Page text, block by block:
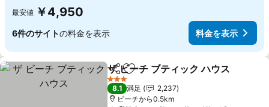
最安値 ￥4,950
6件のサイトの料金を表示 料金を表示
シェアお気に入りに追加
ザ ビーチ ブティック ハウス
3 ホテルのランク
8.1 満足
2,237
ビーチから0.5km